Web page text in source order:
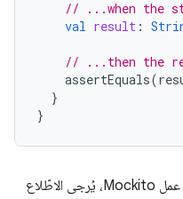
// ...when the
val result :
// ...then the
assertEquals(
}
}
لمزيد من المعلومات حول استخدام إطار عمل Mockito، يُرجى الاطّلاع